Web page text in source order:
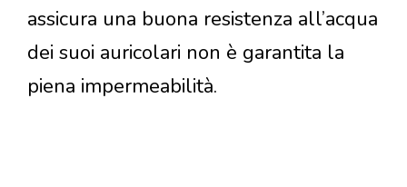
assicura una buona resistenza all’acqua
dei suoi auricolari non è garantita la
piena impermeabilità.